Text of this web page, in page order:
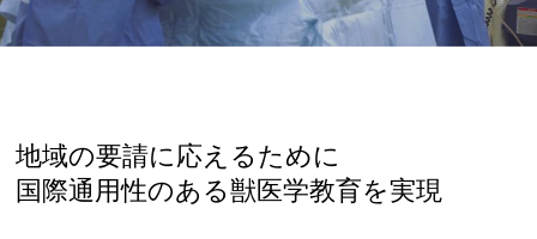
地域の要請に応えるために
国際通用性のある獣医学教育を実現